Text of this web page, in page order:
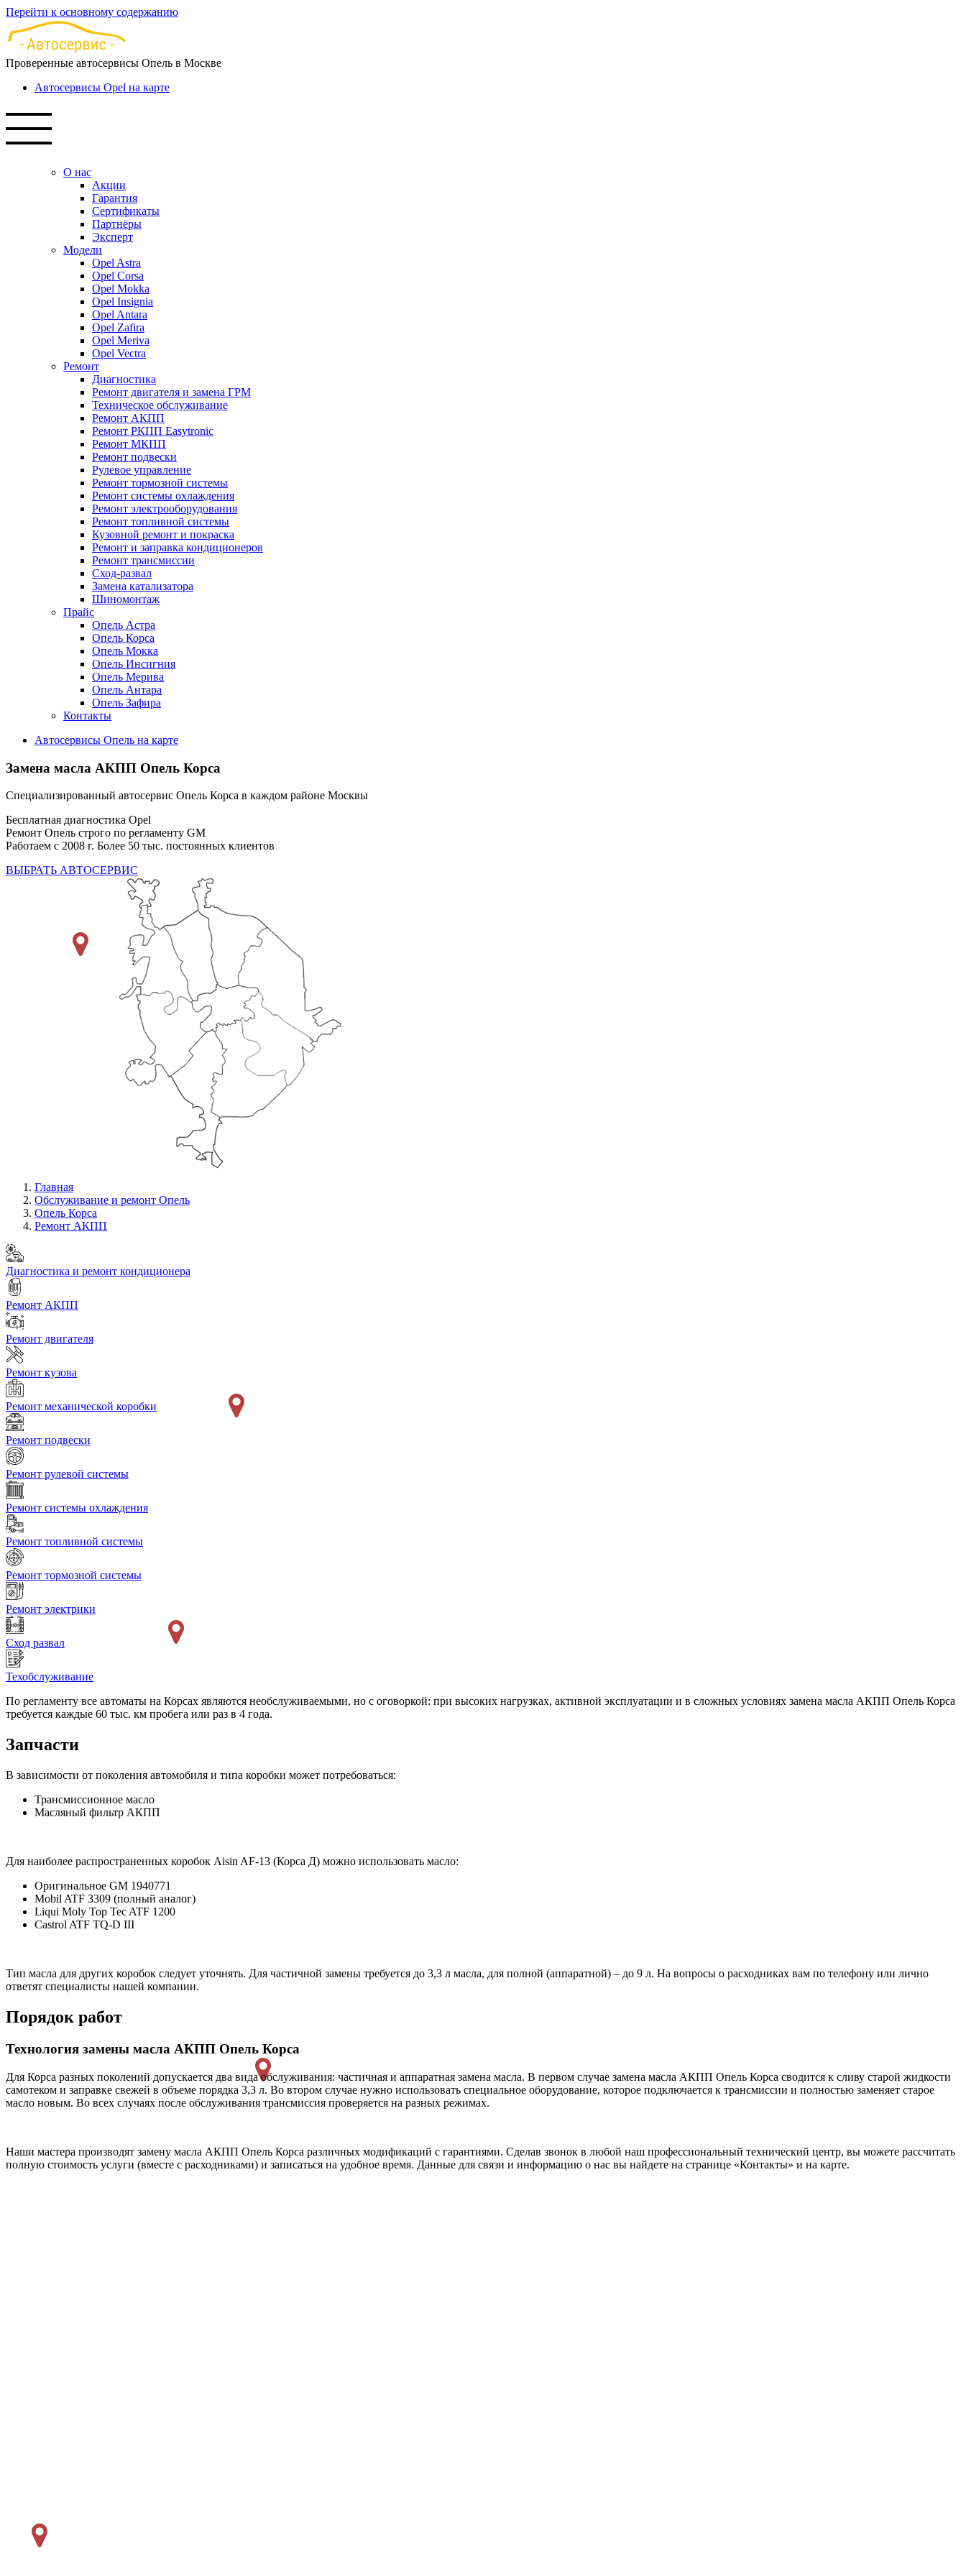
Перейти к основному содержанию
Проверенные автосервисы Опель в Москве
Автосервисы Opel на карте
О нас
Акции
Гарантия
Сертификаты
Партнёры
Эксперт
Модели
Opel Astra
Opel Corsa
Opel Mokka
Opel Insignia
Opel Antara
Opel Zafira
Opel Meriva
Opel Vectra
Ремонт
Диагностика
Ремонт двигателя и замена ГРМ
Техническое обслуживание
Ремонт АКПП
Ремонт РКПП Easytronic
Ремонт МКПП
Ремонт подвески
Рулевое управление
Ремонт тормозной системы
Ремонт системы охлаждения
Ремонт электрооборудования
Ремонт топливной системы
Кузовной ремонт и покраска
Ремонт и заправка кондиционеров
Ремонт трансмиссии
Сход-развал
Замена катализатора
Шиномонтаж
Прайс
Опель Астра
Опель Корса
Опель Мокка
Опель Инсигния
Опель Мерива
Опель Антара
Опель Зафира
Контакты
Автосервисы Опель на карте
Замена масла АКПП Опель Корса
Специализированный автосервис Опель Корса в каждом районе Москвы
Бесплатная диагностика Opel
Ремонт Опель строго по регламенту GM
Работаем с 2008 г. Более 50 тыс. постоянных клиентов
ВЫБРАТЬ АВТОСЕРВИС
Главная
Обслуживание и ремонт Опель
Опель Корса
Ремонт АКПП
Диагностика и ремонт кондиционера
Ремонт АКПП
Ремонт двигателя
Ремонт кузова
Ремонт механической коробки
Ремонт подвески
Ремонт рулевой системы
Ремонт системы охлаждения
Ремонт топливной системы
Ремонт тормозной системы
Ремонт электрики
Сход развал
Техобслуживание
По регламенту все автоматы на Корсах являются необслуживаемыми, но с оговоркой: при высоких нагрузках, активной эксплуатации и в сложных условиях замена масла АКПП Опель Корса
требуется каждые 60 тыс. км пробега или раз в 4 года.
Запчасти
В зависимости от поколения автомобиля и типа коробки может потребоваться:
Трансмиссионное масло
Масляный фильтр АКПП
Для наиболее распространенных коробок Aisin AF-13 (Корса Д) можно использовать масло:
Оригинальное GM 1940771
Mobil ATF 3309 (полный аналог)
Liqui Moly Top Tec ATF 1200
Castrol ATF TQ-D III
Тип масла для других коробок следует уточнять. Для частичной замены требуется до 3,3 л масла, для полной (аппаратной) – до 9 л. На вопросы о расходниках вам по телефону или лично
ответят специалисты нашей компании.
Порядок работ
Технология замены масла АКПП Опель Корса
Для Корса разных поколений допускается два вида обслуживания: частичная и аппаратная замена масла. В первом случае замена масла АКПП Опель Корса сводится к сливу старой жидкости
самотеком и заправке свежей в объеме порядка 3,3 л. Во втором случае нужно использовать специальное оборудование, которое подключается к трансмиссии и полностью заменяет старое
масло новым. Во всех случаях после обслуживания трансмиссия проверяется на разных режимах.
Наши мастера производят замену масла АКПП Опель Корса различных модификаций с гарантиями. Сделав звонок в любой наш профессиональный технический центр, вы можете рассчитать
полную стоимость услуги (вместе с расходниками) и записаться на удобное время. Данные для связи и информацию о нас вы найдете на странице «Контакты» и на карте.